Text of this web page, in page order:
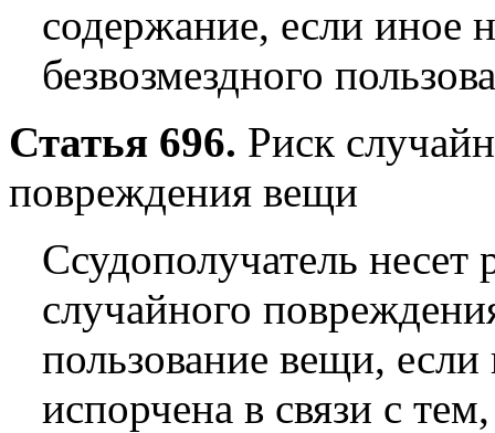
содержание, если иное
безвозмездного
Статья 696. Риск
повреждения вещи
Ссудополучатель
случайного
пользование вещи,
испорчена в связи с